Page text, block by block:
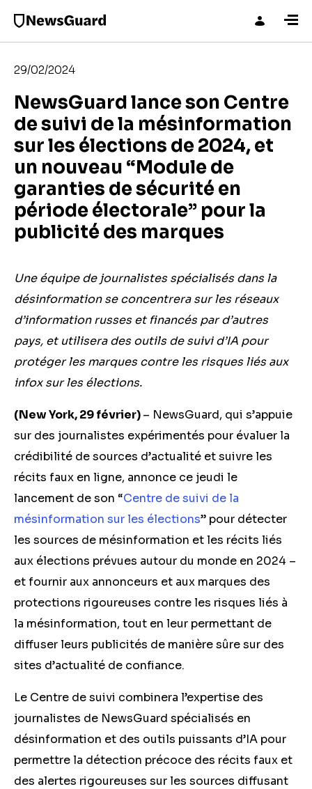
29/02/2024
NewsGuard lance son Centre
de suivi de la mésinformation
sur les élections de 2024, et
un nouveau “Module de
garanties de sécurité en
période électorale” pour la
publicité des marques
Une équipe de journalistes spécialisés dans la
désinformation se concentrera sur les réseaux
d’information russes et financés par d’autres
pays, et utilisera des outils de suivi d’IA pour
protéger les marques contre les risques liés aux
infox sur les élections.
(New York, 29 février)– NewsGuard, qui s’appuie
sur des journalistes expérimentés pour évaluer la
crédibilité de sources d’actualité et suivre les
récits faux en ligne, annonce ce jeudi le
lancement de son “Centre de suivi de la
mésinformation sur les élections” pour détecter
les sources de mésinformation et les récits liés
aux élections prévues autour du monde en 2024 –
et fournir aux annonceurs et aux marques des
protections rigoureuses contre les risques liés à
la mésinformation, tout en leur permettant de
diffuser leurs publicités de manière sûre sur des
sites d’actualité de confiance.
Le Centre de suivi combinera l’expertise des
journalistes de NewsGuard spécialisés en
désinformation et des outils puissants d’IA pour
permettre la détection précoce des récits faux et
des alertes rigoureuses sur les sources diffusant